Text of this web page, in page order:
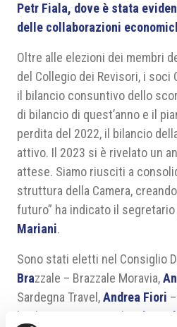
Petr Fiala, dove è stata
delle collaborazioni
Oltre alle elezioni dei membri
del Collegio dei Revisori, i soci
il bilancio consuntivo dello
di bilancio di quest’anno e il
perdita del 2022, il bilancio
attivo. Il 2023 si è rivelato un
attese. Siamo riusciti a
struttura della Camera,
futuro” ha indicato il
Mariani.
Sono stati eletti nel Consiglio
Brazzale – Brazzale Moravia,
Sardegna Travel,Andrea Fiori
banka Intesa Sanpaolo,